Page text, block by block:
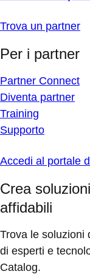
Trova un partner
Per i partner
Partner Connect
Diventa partner
Training
Supporto
Accedi al portale
Crea
affidabili
Trova le soluzioni
di esperti e
Catalog.